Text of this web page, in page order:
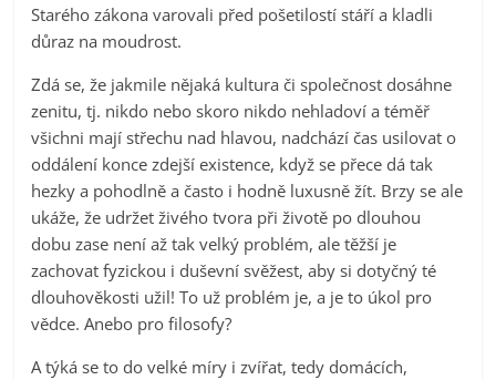
Starého zákona varovali před pošetilostí stáří a kladli
důraz na moudrost.
Zdá se, že jakmile nějaká kultura či společnost dosáhne
zenitu, tj. nikdo nebo skoro nikdo nehladoví a téměř
všichni mají střechu nad hlavou, nadchází čas usilovat o
oddálení konce zdejší existence, když se přece dá tak
hezky a pohodlně a často i hodně luxusně žít. Brzy se ale
ukáže, že udržet živého tvora při životě po dlouhou
dobu zase není až tak velký problém, ale těžší je
zachovat fyzickou i duševní svěžest, aby si dotyčný té
dlouhověkosti užil! To už problém je, a je to úkol pro
vědce. Anebo pro filosofy?
A týká se to do velké míry i zvířat, tedy domácích,